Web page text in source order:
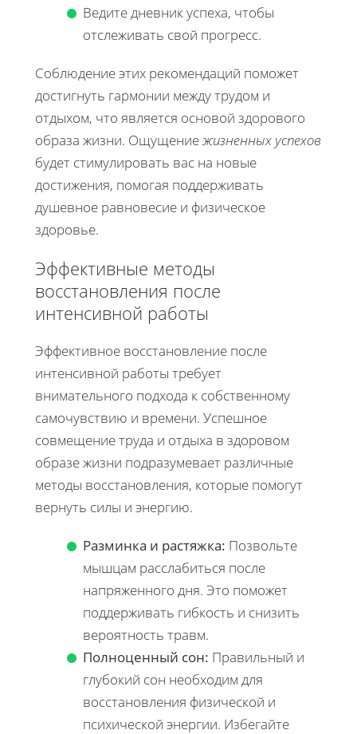
Ведите дневник успеха, чтобы
отслеживать свой прогресс.
Соблюдение этих рекомендаций поможет
достигнуть гармонии между трудом и
отдыхом, что является основой здорового
образа жизни. Ощущениежизненных успехов
будет стимулировать вас на новые
достижения, помогая поддерживать
душевное равновесие и физическое
здоровье.
Эффективные методы
восстановления после
интенсивной работы
Эффективное восстановление после
интенсивной работы требует
внимательного подхода к собственному
самочувствию и времени. Успешное
совмещение труда и отдыха в здоровом
образе жизни подразумевает различные
методы восстановления, которые помогут
вернуть силы и энергию.
Разминка и растяжка: Позвольте
мышцам расслабиться после
напряженного дня. Это поможет
поддерживать гибкость и снизить
вероятность травм.
Полноценный сон: Правильный и
глубокий сон необходим для
восстановления физической и
психической энергии. Избегайте